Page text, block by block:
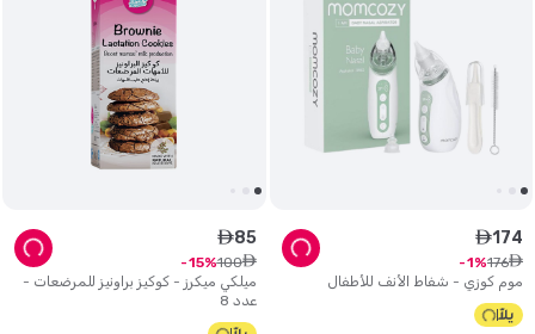
موم كوزي - شفاط الأنف للأطفال
ê174
ê
176
1
ميلكي ميكرز - كوكيز براونيز للمرضعات -
عدد 8
ê85
ê
100
15